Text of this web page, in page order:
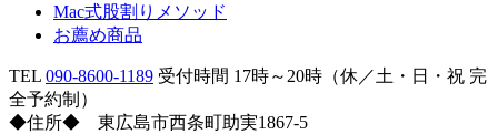
Mac式股割りメソッド
お薦め商品
TEL 090-8600-1189 受付時間 17時～20時（休／土・日・祝 完
全予約制）
◆住所◆ 東広島市西条町助実1867-5